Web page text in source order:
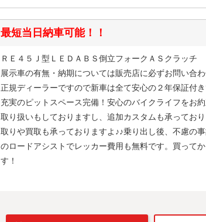
最短当日納車可能！！
ＲＥ４５Ｊ型ＬＥＤＡＢＳ倒立フォークＡＳクラッチ
展示車の有無・納期については販売店に必ずお問い合
正規ディーラーですので新車は全て安心の２年保証付
充実のピットスペース完備！安心のバイクライフをお
取り扱いもしておりますし、追加カスタムも承ってお
取りや買取も承っておりますよ♪♪乗り出し後、不慮の
のロードアシストでレッカー費用も無料です。買って
す！